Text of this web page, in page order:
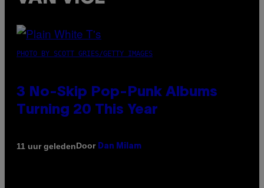
PHOTO BY SCOTT GRIES/GETTY IMAGES
3 No-Skip Pop-Punk Albums
Turning 20 This Year
11 uur geledenDoor Dan Milam